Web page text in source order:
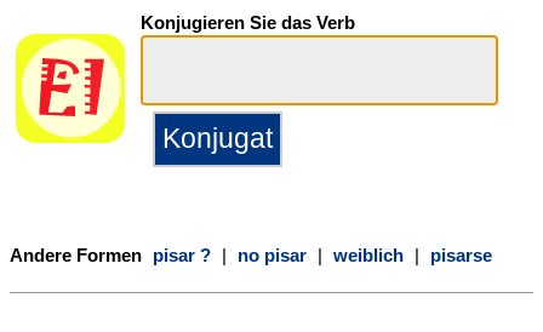
Konjugieren Sie das Verb
Andere Formen pisar ? | no pisar | weiblich | pisarse